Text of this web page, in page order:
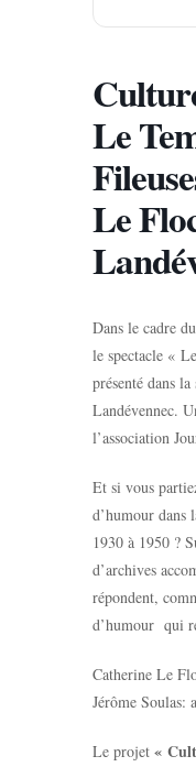
Le
Le
Dans le cadre
le spectacle «
présenté dans
Landévennec.
l’association
Et si vous
d’humour dans
1930 à 1950 ?
d’archives
répondent,
d’humour qui
Catherine Le
Jérôme Soulas:
Le projet «